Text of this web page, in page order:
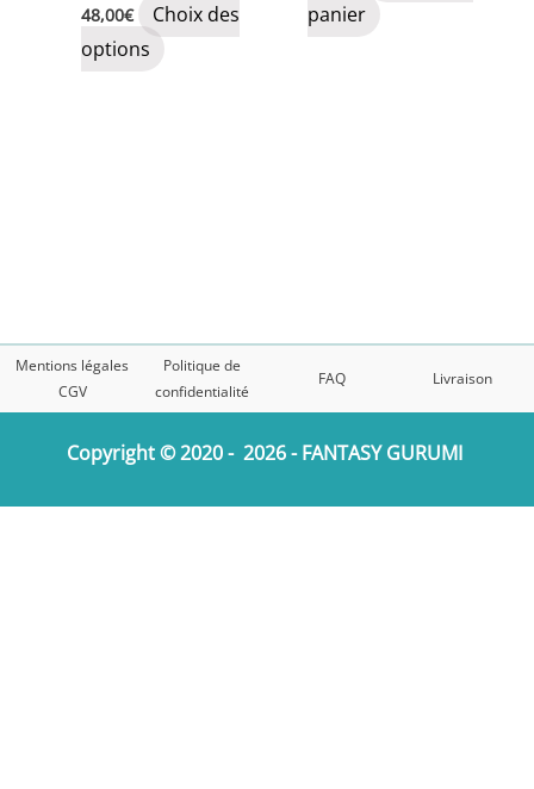
48,00€
Choix des
options
choisies
sur
page
panier
Mentions légales
CGV
Politique de
confidentialité
FAQ Livraison
Copyright © 2020 - 2026 - FANTASY GURUMI